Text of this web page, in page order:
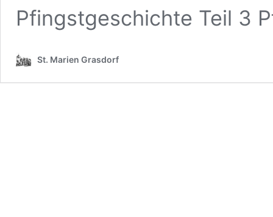
Pfingstgeschichte Teil 3
St. Marien Grasdorf